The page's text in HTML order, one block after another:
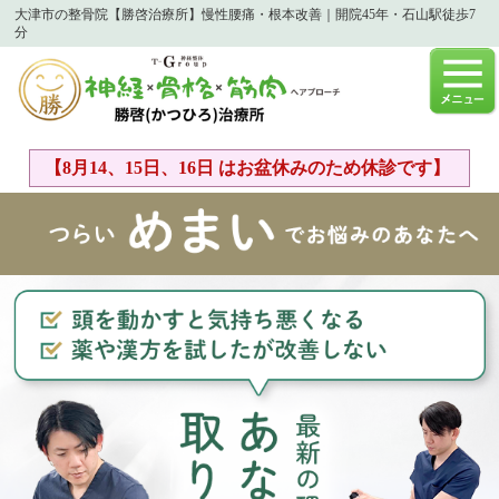
大津市の整骨院【勝啓治療所】慢性腰痛・根本改善｜開院45年・石山駅徒歩7
分
【8月14、15日、16日 はお盆休みのため休診です】